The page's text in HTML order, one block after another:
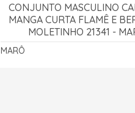
CONJUNTO MASCULINO
MANGA CURTA FLAMÊ E
MOLETINHO 21341 -
MARÔ